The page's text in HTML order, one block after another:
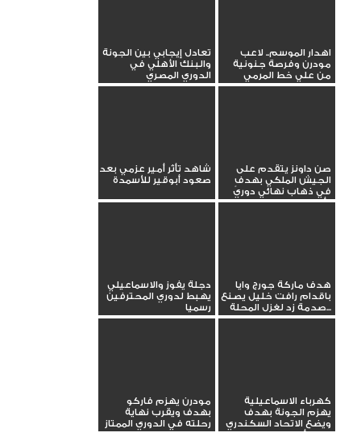
اهدار الموسم.. لاعب
مودرن وفرصة جنونية
من علي خط المرمي
تعادل إيجابي بين الجونة
والبنك الأهلي في
الدوري المصري
صن داونز يتقدم على
الجيش الملكي بهدفٍ
في ذهاب نهائي دوري
أبطال...
شاهد تأثر أمير عزمي بعد
صعود أبوقير للأسمدة
هدف ماركة جورج وايا
باقدام رافت خليل يصنع
صدمة زد لغزل المحلة...
دجلة يفوز والاسماعيلي
يهبط لدوري المحترفين
رسميا
كهرباء الاسماعيلية
يهزم الجونة بهدف
ويضع الاتحاد السكندري
في مأزق
مودرن يهزم فاركو
بهدف ويقرب نهاية
رحلته في الدوري الممتاز